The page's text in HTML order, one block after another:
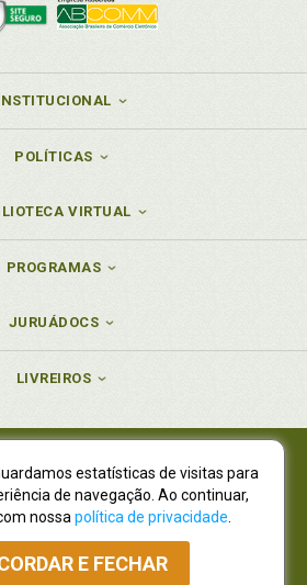
POLÍTICAS
VIRTUAL
PROGRAMAS
JURUÁDOCS
LIVREIROS
CNPJ 77.535.508/0001-19
Ltda., CNPJ 01.701.561/0001-80
Dallegrave, 7665, São Lourenço |
- Paraná - CEP 82210-310
3900|Vendas Atacado: (41) 4009-3939
estatísticas de visitas para
de navegação. Ao continuar,
nossa política de privacidade
E FECHAR